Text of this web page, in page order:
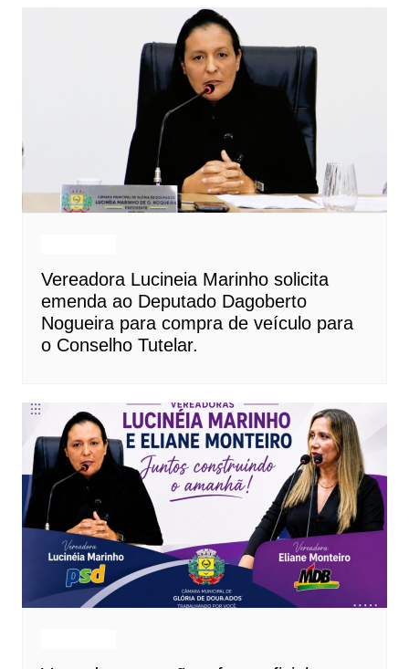
Vereadora Lucineia Marinho solicita
emenda ao Deputado Dagoberto
Nogueira para compra de veículo para
o Conselho Tutelar.